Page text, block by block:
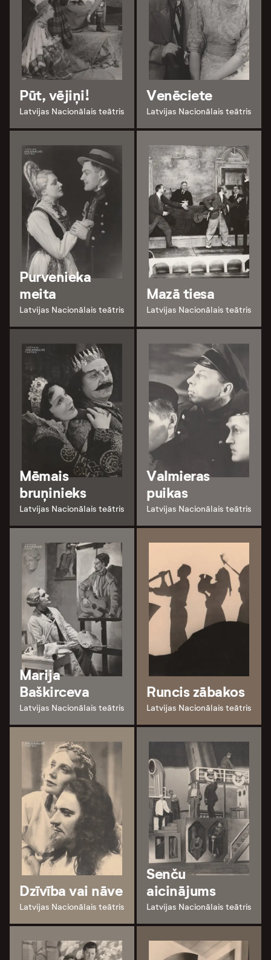
Pūt, vējiņi!
Latvijas Nacionālais teātris
Venēciete
Latvijas Nacionālais teātris
Purvenieka
meita
Latvijas Nacionālais teātris
Mazā tiesa
Latvijas Nacionālais teātris
Mēmais
bruņinieks
Latvijas Nacionālais teātris
Valmieras
puikas
Latvijas Nacionālais teātris
Marija
Baškirceva
Latvijas Nacionālais teātris
Runcis zābakos
Latvijas Nacionālais teātris
Dzīvība vai nāve
Latvijas Nacionālais teātris
Senču
aicinājums
Latvijas Nacionālais teātris